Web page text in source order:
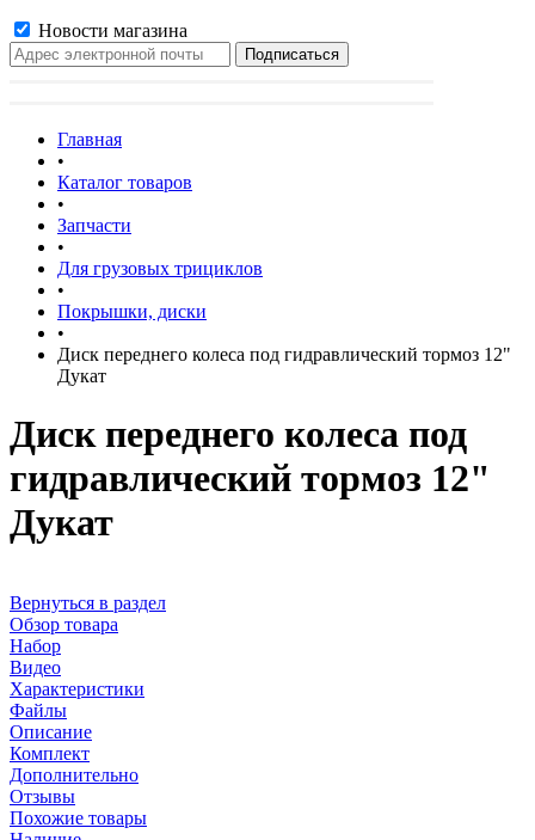
Новости магазина
Главная
•
Каталог товаров
•
Запчасти
•
Для грузовых трициклов
•
Покрышки, диски
•
Диск переднего колеса под гидравлический тормоз 12"
Дукат
Диск переднего колеса под
гидравлический тормоз 12"
Дукат
Вернуться в раздел
Обзор товара
Набор
Видео
Характеристики
Файлы
Описание
Комплект
Дополнительно
Отзывы
Похожие товары